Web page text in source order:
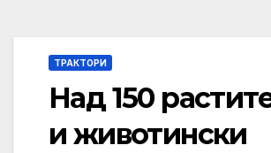
ТРАКТОРИ
Над 150
и животински